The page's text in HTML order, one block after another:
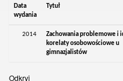
Data
wydania
Tytuł
2014
Zachowania problemowe i
korelaty osobowościowe u
gimnazjalistów
Odkryj